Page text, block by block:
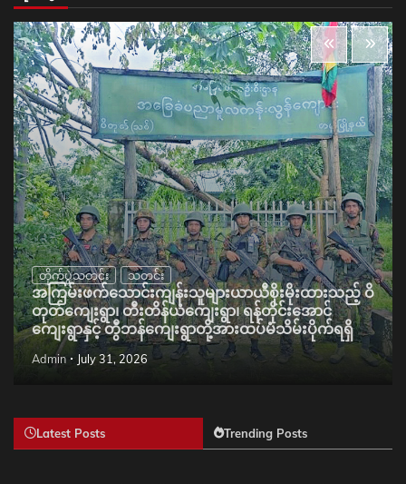
တိုက်ပွဲသတင်း သတင်း
အကြမ်းဖက်သောင်းကျန်းသူများယာယီစိုးမိုးထားသည့် ဝိ
တုတ်ကျေးရွာ၊ တီးတိန်ယံကျေးရွာ၊ ရန်တိုင်းအောင်
ကျေးရွာနှင့် တွီဘန်ကျေးရွာတို့အားထပ်မံသိမ်းပိုက်ရရှိ
Admin July 31, 2026
Latest Posts Trending Posts